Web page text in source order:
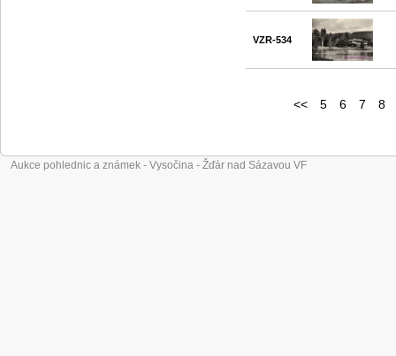
VZR-534
<< 5 6 7 8
Aukce pohlednic a známek - Vysočina - Žďár nad Sázavou VF